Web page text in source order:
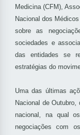
Medicina (CFM),
Nacional dos
sobre as
sociedades e
das entidades se
estratégias do
Uma das últimas
Nacional de
nacional, na qual
negociações com